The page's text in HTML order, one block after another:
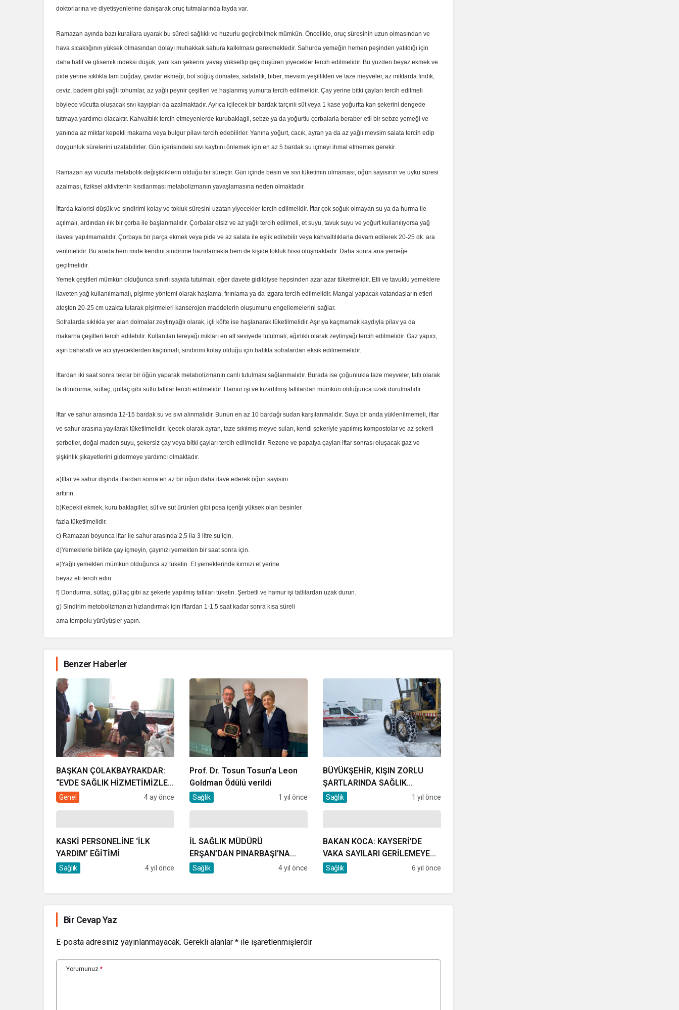
doktorlarına ve diyetisyenlerine danışarak oruç tutmalarında fayda var.
Ramazan ayında bazı kurallara uyarak bu süreci sağlıklı ve huzurlu geçirebilmek mümkün. Öncelikle, oruç süresinin uzun olmasından ve
hava sıcaklığının yüksek olmasından dolayı muhakkak sahura kalkılması gerekmektedir. Sahurda yemeğin hemen peşinden yatıldığı için
daha hafif ve glisemik indeksi düşük, yani kan şekerini yavaş yükseltip geç düşüren yiyecekler tercih edilmelidir. Bu yüzden beyaz ekmek ve
pide yerine sıklıkla tam buğday, çavdar ekmeği, bol söğüş domates, salatalık, biber, mevsim yeşillikleri ve taze meyveler, az miktarda fındık,
ceviz, badem gibi yağlı tohumlar, az yağlı peynir çeşitleri ve haşlanmış yumurta tercih edilmelidir. Çay yerine bitki çayları tercih edilmeli
böylece vücutta oluşacak sıvı kayıpları da azalmaktadır. Ayrıca içilecek bir bardak tarçınlı süt veya 1 kase yoğurtta kan şekerini dengede
tutmaya yardımcı olacaktır. Kahvaltılık tercih etmeyenlerde kurubaklagil, sebze ya da yoğurtlu çorbalarla beraber etli bir sebze yemeği ve
yanında az miktar kepekli makarna veya bulgur pilavı tercih edebilirler. Yanına yoğurt, cacık, ayran ya da az yağlı mevsim salata tercih edip
doygunluk sürelerini uzatabilirler. Gün içerisindeki sıvı kaybını önlemek için en az 5 bardak su içmeyi ihmal etmemek gerekir.
Ramazan ayı vücutta metabolik değişikliklerin olduğu bir süreçtir. Gün içinde besin ve sıvı tüketimin olmaması, öğün sayısının ve uyku süresi
azalması, fiziksel aktivitenin kısıtlanması metabolizmanın yavaşlamasına neden olmaktadır.
İftarda kalorisi düşük ve sindirimi kolay ve tokluk süresini uzatan yiyecekler tercih edilmelidir. İftar çok soğuk olmayan su ya da hurma ile
açılmalı, ardından ılık bir çorba ile başlanmalıdır. Çorbalar etsiz ve az yağlı tercih edilmeli, et suyu, tavuk suyu ve yoğurt kullanılıyorsa yağ
ilavesi yapılmamalıdır. Çorbaya bir parça ekmek veya pide ve az salata ile eşlik edilebilir veya kahvaltılıklarla devam edilerek 20-25 dk. ara
verilmelidir. Bu arada hem mide kendini sindirime hazırlamakta hem de kişide tokluk hissi oluşmaktadır. Daha sonra ana yemeğe
geçilmelidir.
Yemek çeşitleri mümkün olduğunca sınırlı sayıda tutulmalı, eğer davete gidildiyse hepsinden azar azar tüketmelidir. Etli ve tavuklu yemeklere
ilaveten yağ kullanılmamalı, pişirme yöntemi olarak haşlama, fırınlama ya da ızgara tercih edilmelidir. Mangal yapacak vatandaşların etleri
ateşten 20-25 cm uzakta tutarak pişirmeleri kanserojen maddelerin oluşumunu engellemelerini sağlar.
Sofralarda sıklıkla yer alan dolmalar zeytinyağlı olarak, içli köfte ise haşlanarak tüketilmelidir. Aşırıya kaçmamak kaydıyla pilav ya da
makarna çeşitleri tercih edilebilir. Kullanılan tereyağı miktarı en alt seviyede tutulmalı, ağırlıklı olarak zeytinyağı tercih edilmelidir. Gaz yapıcı,
aşırı baharatlı ve acı yiyeceklerden kaçınmalı, sindirimi kolay olduğu için balıkta sofralardan eksik edilmemelidir.
İftardan iki saat sonra tekrar bir öğün yaparak metabolizmanın canlı tutulması sağlanmalıdır. Burada ise çoğunlukla taze meyveler, tatlı olarak
ta dondurma, sütlaç, güllaç gibi sütlü tatlılar tercih edilmelidir. Hamur işi ve kızartılmış tatlılardan mümkün olduğunca uzak durulmalıdır.
İftar ve sahur arasında 12-15 bardak su ve sıvı alınmalıdır. Bunun en az 10 bardağı sudan karşılanmalıdır. Suya bir anda yüklenilmemeli, iftar
ve sahur arasına yayılarak tüketilmelidir. İçecek olarak ayran, taze sıkılmış meyve suları, kendi şekeriyle yapılmış kompostolar ve az şekerli
şerbetler, doğal maden suyu, şekersiz çay veya bitki çayları tercih edilmelidir. Rezene ve papatya çayları iftar sonrası oluşacak gaz ve
şişkinlik şikayetlerini gidermeye yardımcı olmaktadır.
a)İftar ve sahur dışında iftardan sonra en az bir öğün daha ilave ederek öğün sayısını
arttırın.
b)Kepekli ekmek, kuru baklagiller, süt ve süt ürünleri gibi posa içeriği yüksek olan besinler
fazla tüketilmelidir.
c) Ramazan boyunca iftar ile sahur arasında 2,5 ila 3 litre su için.
d)Yemeklerle birlikte çay içmeyin, çayınızı yemekten bir saat sonra için.
e)Yağlı yemekleri mümkün olduğunca az tüketin. Et yemeklerinde kırmızı et yerine
beyaz eti tercih edin.
f) Dondurma, sütlaç, güllaç gibi az şekerle yapılmış tatlıları tüketin. Şerbetli ve hamur işi tatlılardan uzak durun.
g) Sindirim metobolizmanızı hızlandırmak için iftardan 1-1,5 saat kadar sonra kısa süreli
ama tempolu yürüyüşler yapın.
Benzer Haberler
BAŞKAN ÇOLAKBAYRAKDAR:
“EVDE SAĞLIK HİZMETİMİZLE
DE GÖNÜLLERE
Genel 4 ay önce
Prof. Dr. Tosun Tosun’a Leon
Goldman Ödülü verildi
Sağlık 1 yıl önce
BÜYÜKŞEHİR, KIŞIN ZORLU
ŞARTLARINDA SAĞLIK
EKİPLERİNİN YANINDA
Sağlık 1 yıl önce
KASKİ PERSONELİNE ‘İLK
YARDIM’ EĞİTİMİ
Sağlık 4 yıl önce
İL SAĞLIK MÜDÜRÜ
ERŞAN’DAN PINARBAŞI’NA
ZİYARET
Sağlık 4 yıl önce
BAKAN KOCA: KAYSERİ’DE
VAKA SAYILARI GERİLEMEYE
BAŞLADI
Sağlık 6 yıl önce
Bir Cevap Yaz
E-posta adresiniz yayınlanmayacak. Gerekli alanlar * ile işaretlenmişlerdir
Yorumunuz *